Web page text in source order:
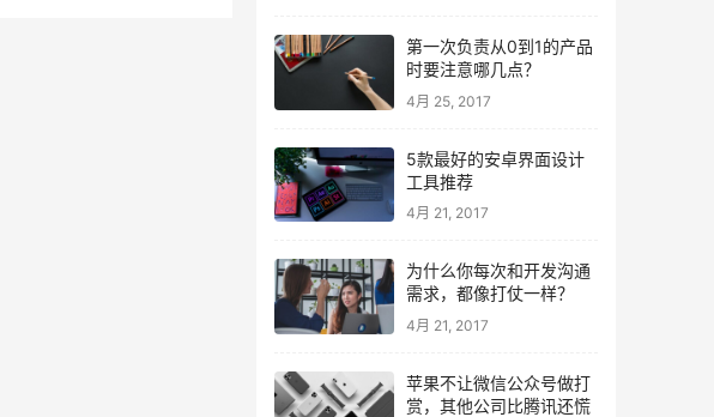
第一次负责从0到1的产品
时要注意哪几点？
4月 25, 2017
5款最好的安卓界面设计
工具推荐
4月 21, 2017
为什么你每次和开发沟通
需求，都像打仗一样？
4月 21, 2017
苹果不让微信公众号做打
赏，其他公司比腾讯还慌